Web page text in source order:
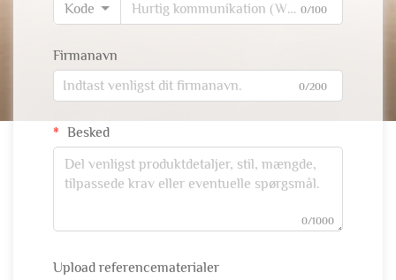
Kode
0/100
Firmanavn
0/200
Besked
0/1000
Upload referencematerialer